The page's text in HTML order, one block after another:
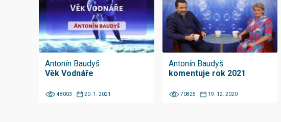
Antonín Baudyš
Věk Vodnáře
48003 20. 1. 2021
Antonín Baudyš
komentuje rok 2021
70825 19. 12. 2020